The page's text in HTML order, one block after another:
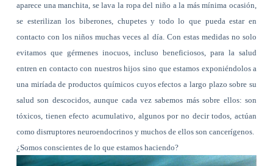
aparece una manchita, se lava la ropa del niño a la más mínima ocasión,
se esterilizan los biberones, chupetes y todo lo que pueda estar en
contacto con los niños muchas veces al día. Con estas medidas no solo
evitamos que gérmenes inocuos, incluso beneficiosos, para la salud
entren en contacto con nuestros hijos sino que estamos exponiéndolos a
una miríada de productos químicos cuyos efectos a largo plazo sobre su
salud son descocidos, aunque cada vez sabemos más sobre ellos: son
tóxicos, tienen efecto acumulativo, algunos por no decir todos, actúan
como disrruptores neuroendocrinos y muchos de ellos son cancerígenos.
¿Somos conscientes de lo que estamos haciendo?